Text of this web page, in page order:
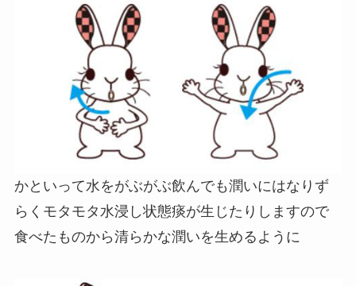
かといって水をがぶがぶ飲んでも潤いにはなりず
らくモタモタ水浸し状態痰が生じたりしますので
食べたものから清らかな潤いを生めるように